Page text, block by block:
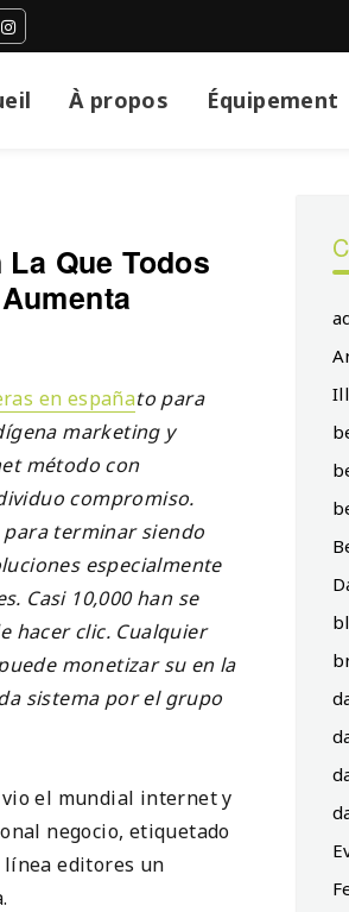
À propos Équipement
Que Todos
en españato para
marketing y
método con
compromiso.
para terminar siendo
especialmente
Casi 10,000 han se
hacer clic. Cualquier
monetizar su en la
sistema por el grupo
el mundial internet y
negocio, etiquetado
línea editores un